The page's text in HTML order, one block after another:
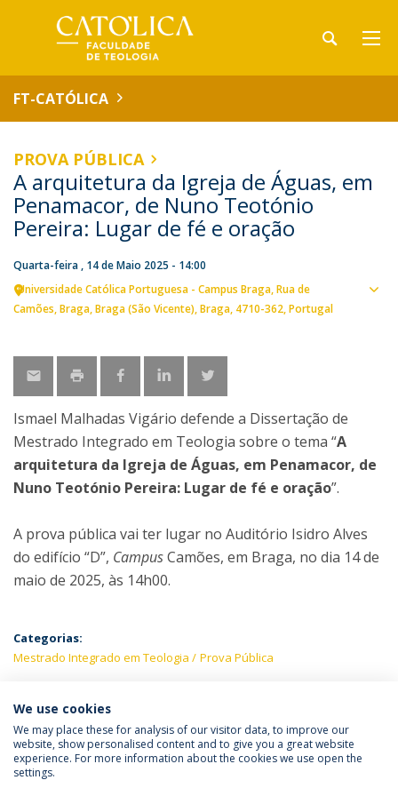
FT-CATÓLICA
PROVA PÚBLICA
A arquitetura da Igreja de Águas, em
Penamacor, de Nuno Teotónio
Pereira: Lugar de fé e oração
Quarta-feira , 14 de Maio 2025 - 14:00
Universidade Católica Portuguesa - Campus Braga Rua de
Camões Braga Braga (São Vicente), Braga 4710-362 Portugal
Ismael Malhadas Vigário defende a Dissertação de
Mestrado Integrado em Teologia sobre o tema “A
arquitetura da Igreja de Águas, em Penamacor, de
Nuno Teotónio Pereira: Lugar de fé e oração”.
A prova pública vai ter lugar no Auditório Isidro Alves
do edifício “D”, CampusCamões, em Braga, no dia 14 de
maio de 2025, às 14h00.
Categorias:
Mestrado Integrado em Teologia
Prova Pública
PRÓXIMOS EVENTOS
Política de Privacidade
Termos & Condições
We use cookies
We may place these for analysis of our visitor data, to improve our
website, show personalised content and to give you a great website
experience. For more information about the cookies we use open the
settings.